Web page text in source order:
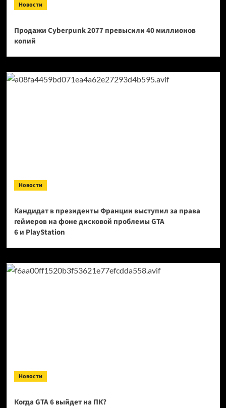
Новости
Продажи Cyberpunk 2077 превысили 40 миллионов
копий
Новости
Кандидат в президенты Франции выступил за права
геймеров на фоне дисковой проблемы GTA
6 и PlayStation
Новости
Когда GTA 6 выйдет на ПК?